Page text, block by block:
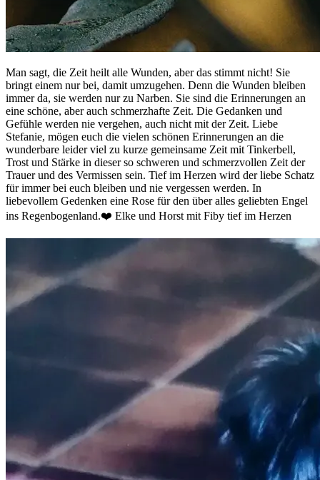
Man sagt, die Zeit heilt alle Wunden, aber das stimmt nicht! Sie
bringt einem nur bei, damit umzugehen. Denn die Wunden bleiben
immer da, sie werden nur zu Narben. Sie sind die Erinnerungen an
eine schöne, aber auch schmerzhafte Zeit. Die Gedanken und
Gefühle werden nie vergehen, auch nicht mit der Zeit. Liebe
Stefanie, mögen euch die vielen schönen Erinnerungen an die
wunderbare leider viel zu kurze gemeinsame Zeit mit Tinkerbell,
Trost und Stärke in dieser so schweren und schmerzvollen Zeit der
Trauer und des Vermissen sein. Tief im Herzen wird der liebe Schatz
für immer bei euch bleiben und nie vergessen werden. In
liebevollem Gedenken eine Rose für den über alles geliebten Engel
ins Regenbogenland.❤️ Elke und Horst mit Fiby tief im Herzen